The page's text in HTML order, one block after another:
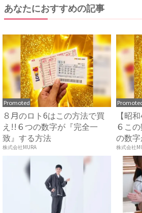
あなたにおすすめの記事
Promoted
８月のロト6はこの方法で買
え!!６つの数字が『完全一
致』する方法
株式会社MURA
【昭
６こ
の数
方...
株式会社